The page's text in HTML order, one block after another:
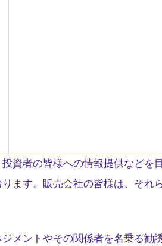
資者の皆様への情報提供など
ます。販売会社の皆様は、それ
メントやその関係者を名乗る